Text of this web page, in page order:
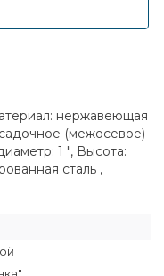
нержавеющая
(межосевое)
1 ", Высота:
сталь ,